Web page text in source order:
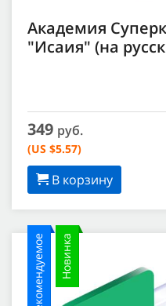
Академия
"Исаия" (на
349 руб.
(US $5.57)
В корзину
Рекомендуемое Новинка